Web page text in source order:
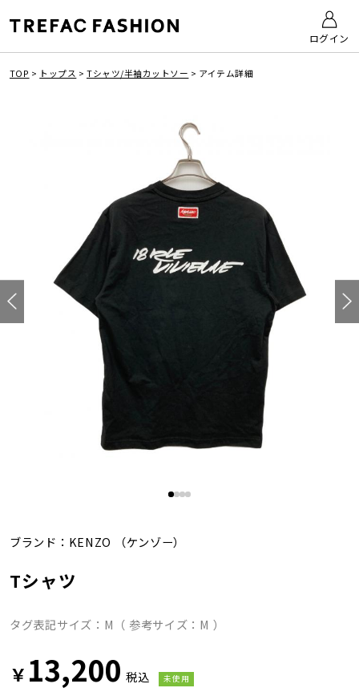
ログイン
TOP > トップス > Tシャツ/半袖カットソー > アイテム詳細
ブランド： KENZO （ケンゾー）
Tシャツ
タグ表記サイズ：M（ 参考サイズ：M ）
￥ 13,200 税込 未使用